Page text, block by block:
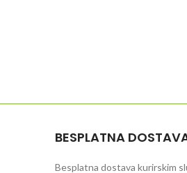
BESPLATNA
Besplatna dostava kurirskim